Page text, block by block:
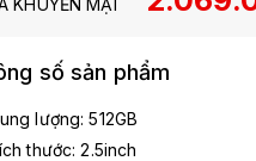
KHUYẾN MẠI
số sản phẩm
lượng: 512GB
thước: 2.5inch